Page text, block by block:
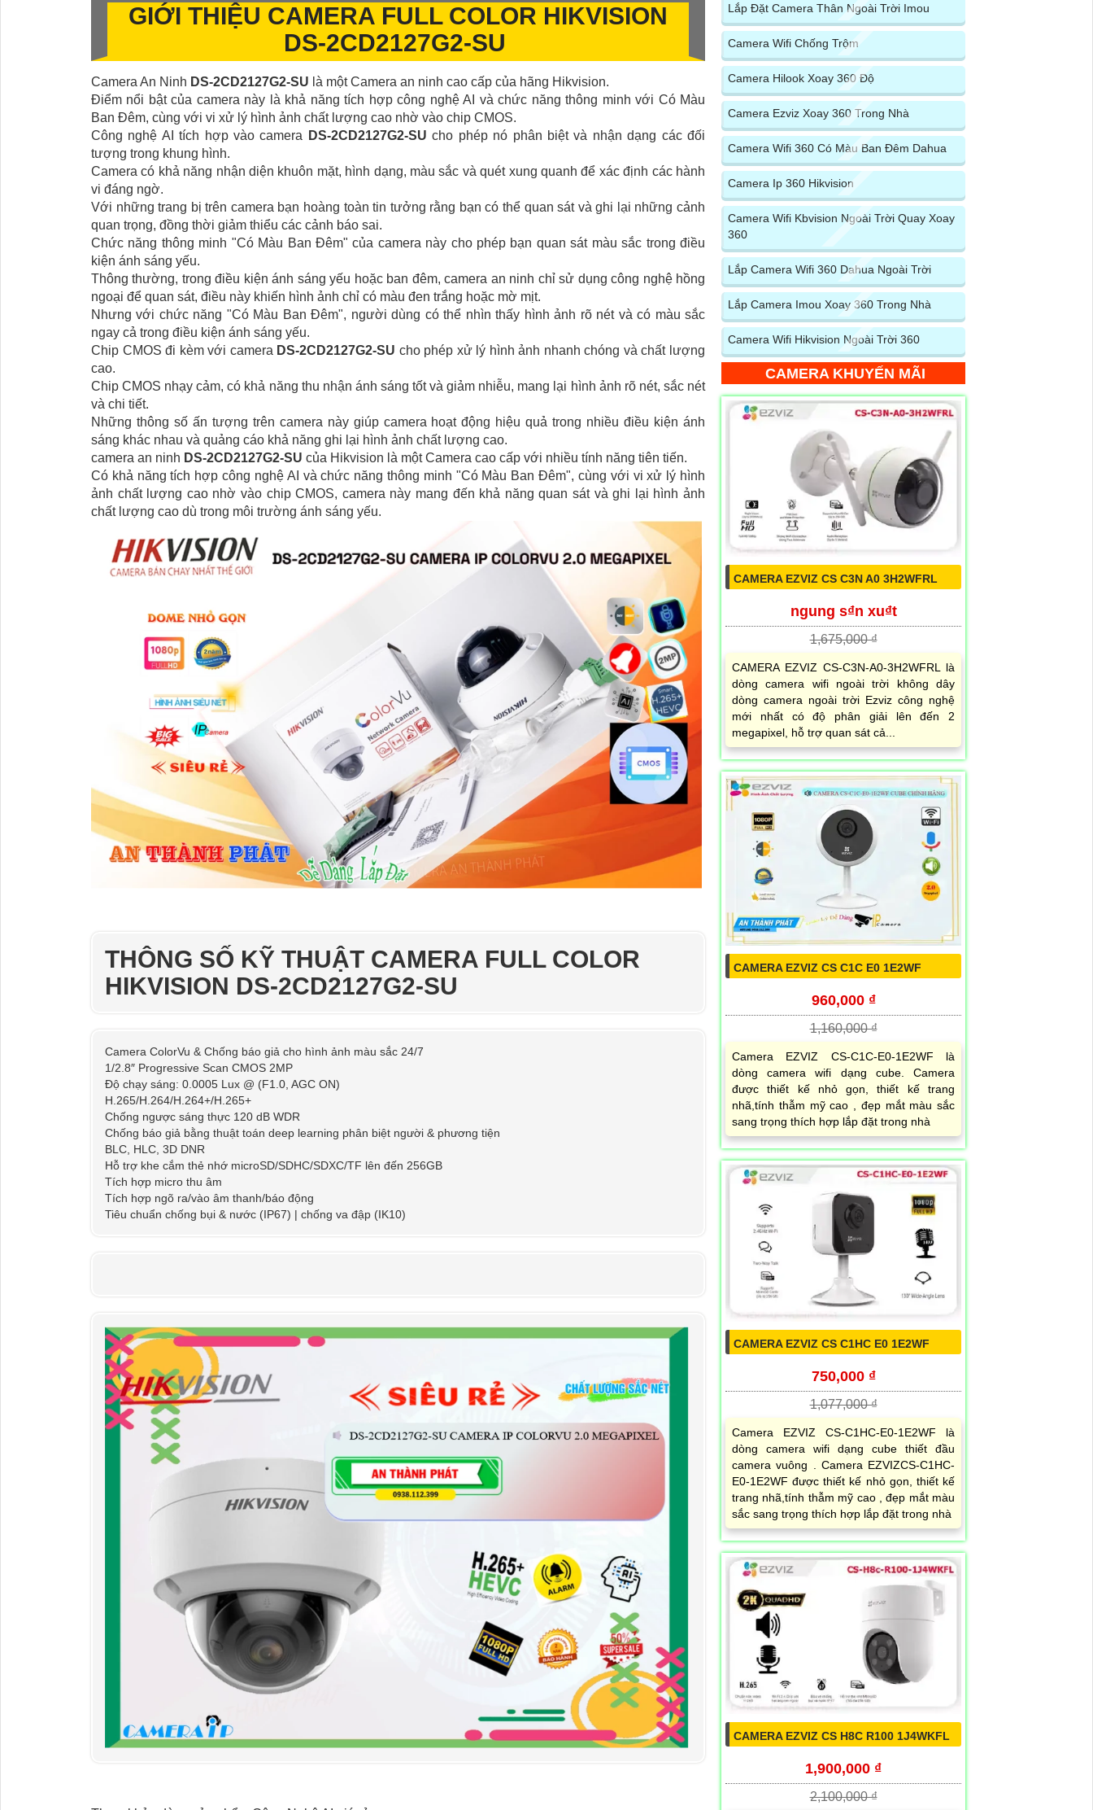
GIỚI THIỆU CAMERA FULL COLOR HIKVISION
DS-2CD2127G2-SU
Camera An Ninh DS-2CD2127G2-SU là một Camera an ninh cao cấp của hãng Hikvision.
Điểm nổi bật của camera này là khả năng tích hợp công nghệ AI và chức năng thông minh với Có Màu
Ban Đêm, cùng với vi xử lý hình ảnh chất lượng cao nhờ vào chip CMOS.
Công nghệ AI tích hợp vào camera
DS-2CD2127G2-SU cho phép nó phân biệt và nhận dạng các đối
tượng trong khung hình.
Camera có khả năng nhận diện khuôn mặt, hình dạng, màu sắc và quét xung quanh để xác định các hành
vi đáng ngờ.
Với những trang bị trên camera bạn hoàng toàn tin tưởng rằng bạn có thể quan sát và ghi lại những cảnh
quan trọng, đồng thời giảm thiểu các cảnh báo sai.
Chức năng thông minh "Có Màu Ban Đêm" của camera này cho phép bạn quan sát màu sắc trong điều
kiện ánh sáng yếu.
Thông thường, trong điều kiện ánh sáng yếu hoặc ban đêm, camera an ninh chỉ sử dụng công nghệ hồng
ngoại để quan sát, điều này khiến hình ảnh chỉ có màu đen trắng hoặc mờ mịt.
Nhưng với chức năng "Có Màu Ban Đêm", người dùng có thể nhìn thấy hình ảnh rõ nét và có màu sắc
ngay cả trong điều kiện ánh sáng yếu.
Chip CMOS đi kèm với camera DS-2CD2127G2-SU cho phép xử lý hình ảnh nhanh chóng và chất lượng
cao.
Chip CMOS nhạy cảm, có khả năng thu nhận ánh sáng tốt và giảm nhiễu, mang lại hình ảnh rõ nét, sắc nét
và chi tiết.
Những thông số ấn tượng trên camera này giúp camera hoạt động hiệu quả trong nhiều điều kiện ánh
sáng khác nhau và quảng cáo khả năng ghi lại hình ảnh chất lượng cao.
camera an ninh DS-2CD2127G2-SU của Hikvision là một Camera cao cấp với nhiều tính năng tiên tiến.
Có khả năng tích hợp công nghệ AI và chức năng thông minh "Có Màu Ban Đêm", cùng với vi xử lý hình
ảnh chất lượng cao nhờ vào chip CMOS, camera này mang đến khả năng quan sát và ghi lại hình ảnh
chất lượng cao dù trong môi trường ánh sáng yếu.
THÔNG SỐ KỸ THUẬT CAMERA FULL COLOR
HIKVISION DS-2CD2127G2-SU
Camera ColorVu & Chống báo giả cho hình ảnh màu sắc 24/7
1/2.8″ Progressive Scan CMOS 2MP
Độ chạy sáng: 0.0005 Lux @ (F1.0, AGC ON)
H.265/H.264/H.264+/H.265+
Chống ngược sáng thực 120 dB WDR
Chống báo giả bằng thuật toán deep learning phân biệt người & phương tiện
BLC, HLC, 3D DNR
Hỗ trợ khe cắm thẻ nhớ microSD/SDHC/SDXC/TF lên đến 256GB
Tích hợp micro thu âm
Tích hợp ngõ ra/vào âm thanh/báo động
Tiêu chuẩn chống bụi & nước (IP67) | chống va đập (IK10)
Lắp Đặt Camera Thân Ngoài Trời Imou
Camera Wifi Chống Trộm
Camera Hilook Xoay 360 Độ
Camera Ezviz Xoay 360 Trong Nhà
Camera Wifi 360 Có Màu Ban Đêm Dahua
Camera Ip 360 Hikvision
Camera Wifi Kbvision Ngoài Trời Quay Xoay
360
Lắp Camera Wifi 360 Dahua Ngoài Trời
Lắp Camera Imou Xoay 360 Trong Nhà
Camera Wifi Hikvision Ngoài Trời 360
CAMERA KHUYẾN MÃI
CAMERA EZVIZ CS C3N A0 3H2WFRL
ngung s₫n xu₫t
1,675,000 ₫
CAMERA EZVIZ CS-C3N-A0-3H2WFRL là
dòng camera wifi ngoài trời không dây
dòng camera ngoài trời Ezviz công nghệ
mới nhất có độ phân giải lên đến 2
megapixel, hỗ trợ quan sát cả...
CAMERA EZVIZ CS C1C E0 1E2WF
960,000 ₫
1,160,000 ₫
Camera EZVIZ CS-C1C-E0-1E2WF là
dòng camera wifi dạng cube. Camera
được thiết kế nhỏ gọn, thiết kế trang
nhã,tính thẫm mỹ cao , đẹp mắt màu sắc
sang trọng thích hợp lắp đặt trong nhà
CAMERA EZVIZ CS C1HC E0 1E2WF
750,000 ₫
1,077,000 ₫
Camera EZVIZ CS-C1HC-E0-1E2WF là
dòng camera wifi dạng cube thiết đầu
camera vuông . Camera EZVIZCS-C1HC-
E0-1E2WF được thiết kế nhỏ gọn, thiết kế
trang nhã,tính thẫm mỹ cao , đẹp mắt màu
sắc sang trọng thích hợp lắp đặt trong nhà
CAMERA EZVIZ CS H8C R100 1J4WKFL
1,900,000 ₫
2,100,000 ₫